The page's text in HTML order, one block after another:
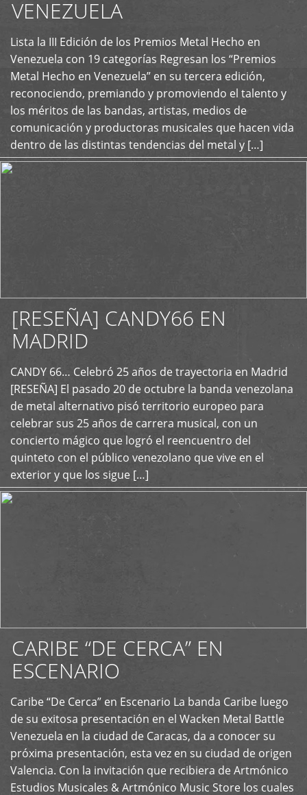
VENEZUELA
Lista la III Edición de los Premios Metal Hecho en
Venezuela con 19 categorías Regresan los “Premios
Metal Hecho en Venezuela” en su tercera edición,
reconociendo, premiando y promoviendo el talento y
los méritos de las bandas, artistas, medios de
comunicación y productoras musicales que hacen vida
dentro de las distintas tendencias del metal y […]
+
[RESEÑA] CANDY66 EN
MADRID
CANDY 66… Celebró 25 años de trayectoria en Madrid
[RESEÑA] El pasado 20 de octubre la banda venezolana
de metal alternativo pisó territorio europeo para
celebrar sus 25 años de carrera musical, con un
concierto mágico que logró el reencuentro del
quinteto con el público venezolano que vive en el
exterior y que los sigue […]
+
CARIBE “DE CERCA” EN
ESCENARIO
Caribe “De Cerca” en Escenario La banda Caribe luego
de su exitosa presentación en el Wacken Metal Battle
Venezuela en la ciudad de Caracas, da a conocer su
próxima presentación, esta vez en su ciudad de origen
Valencia. Con la invitación que recibiera de Artmónico
Estudios Musicales & Artmónico Music Store los cuales
+